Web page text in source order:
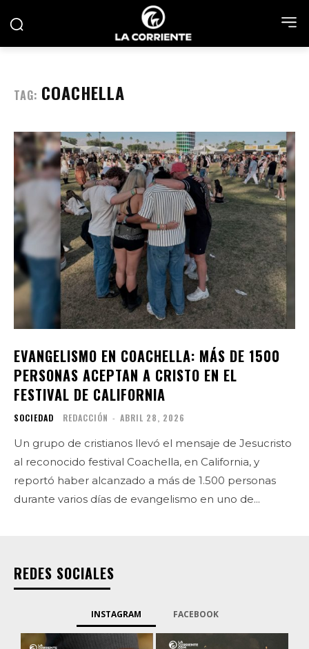
TAG: COACHELLA
EVANGELISMO EN COACHELLA: MÁS DE 1500
PERSONAS ACEPTAN A CRISTO EN EL
FESTIVAL DE CALIFORNIA
SOCIEDAD REDACCIÓN - ABRIL 28, 2026
Un grupo de cristianos llevó el mensaje de Jesucristo
al reconocido festival Coachella, en California, y
reportó haber alcanzado a más de 1.500 personas
durante varios días de evangelismo en uno de...
REDES SOCIALES
INSTAGRAM FACEBOOK